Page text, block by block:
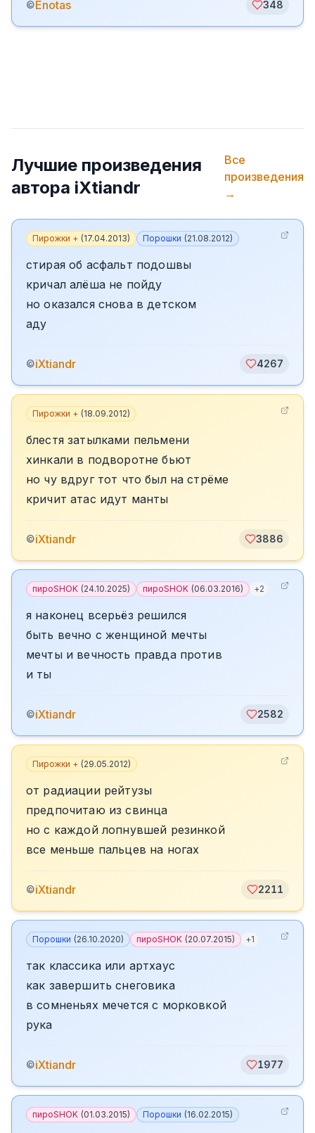
©Enotas 348
Лучшие произведения
автора iXtiandr
Все
произведения
→
Пирожки + (17.04.2013) Порошки (21.08.2012)
стирая об асфальт подошвы
кричал алёша не пойду
но оказался снова в детском
аду
©iXtiandr 4267
Пирожки + (18.09.2012)
блестя затылками пельмени
хинкали в подворотне бьют
но чу вдруг тот что был на стрёме
кричит атас идут манты
©iXtiandr 3886
пироSHOK (24.10.2025) пироSHOK (06.03.2016) +2
я наконец всерьёз решился
быть вечно с женщиной мечты
мечты и вечность правда против
и ты
©iXtiandr 2582
Пирожки + (29.05.2012)
от радиации рейтузы
предпочитаю из свинца
но с каждой лопнувшей резинкой
все меньше пальцев на ногах
©iXtiandr 2211
Порошки (26.10.2020) пироSHOK (20.07.2015) +1
так классика или артхаус
как завершить снеговика
в сомненьях мечется с морковкой
рука
©iXtiandr 1977
пироSHOK (01.03.2015) Порошки (16.02.2015)